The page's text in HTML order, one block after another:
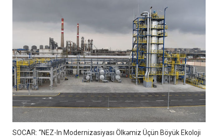
SOCAR: “NEZ-In Modernizasiyası Ölkəmiz Üçün Böyük Ekoloji